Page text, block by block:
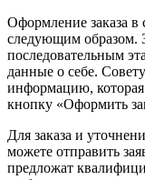
Оформление заказа в
следующим образом.
последовательным
данные о себе.
информацию,
кнопку «Оформить
Для заказа и
можете отправить
предложат